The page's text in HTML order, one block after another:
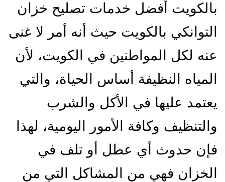
بالكويت أفضل خدمات تصليح خزان
التوانكي بالكويت حيث أنه أمر لا غنى
عنه لكل المواطنين في الكويت، لأن
المياه النظيفة أساس الحياة، والتي
يعتمد عليها في الأكل والشرب
والتنظيف وكافة الأمور اليومية، لهذا
فإن حدوث أي عطل أو تلف في
الخزان فهي من المشاكل التي من